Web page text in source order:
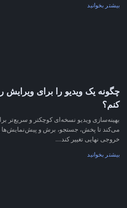
بیشتر بخوانید
چگونه یک ویدیو را برای ویرایش
کنم؟
بهینه‌سازی ویدیو نسخه‌ای کوچکتر و سریع‌تر
می‌کند تا پخش، جستجو، برش و پیش‌نمایش‌ها
خروجی نهایی تغییر کند....
بیشتر بخوانید